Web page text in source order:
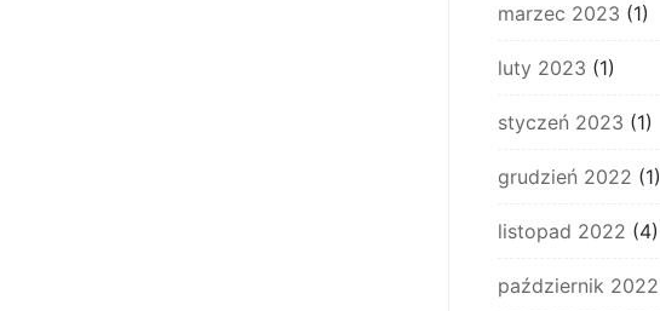
marzec 2023 (1)
luty 2023 (1)
styczeń 2023 (1)
grudzień 2022 (1)
listopad 2022 (4)
październik 2022